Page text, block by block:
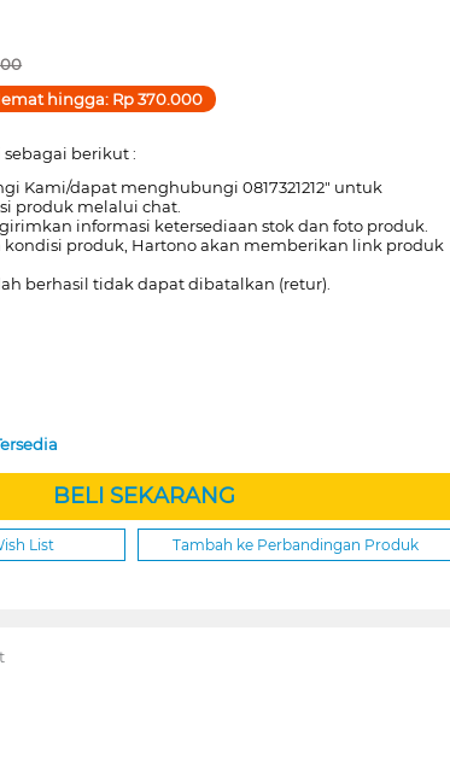
hingga: Rp370.000
berikut :
Kami/dapat menghubungi 0817321212" untuk
produk melalui chat.
informasi ketersediaan stok dan foto produk.
kondisi produk, Hartono akan memberikan link produk
berhasil tidak dapat dibatalkan (retur).
BELI SEKARANG
List Tambah ke Perbandingan Produk